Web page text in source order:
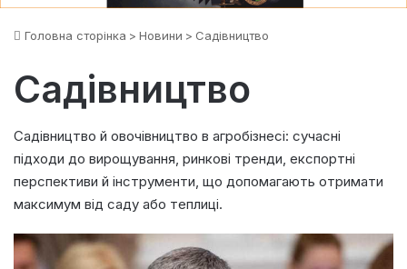
Головна сторінка > Новини > Садівництво
Садівництво
Садівництво й овочівництво в агробізнесі: сучасні
підходи до вирощування, ринкові тренди, експортні
перспективи й інструменти, що допомагають отримати
максимум від саду або теплиці.